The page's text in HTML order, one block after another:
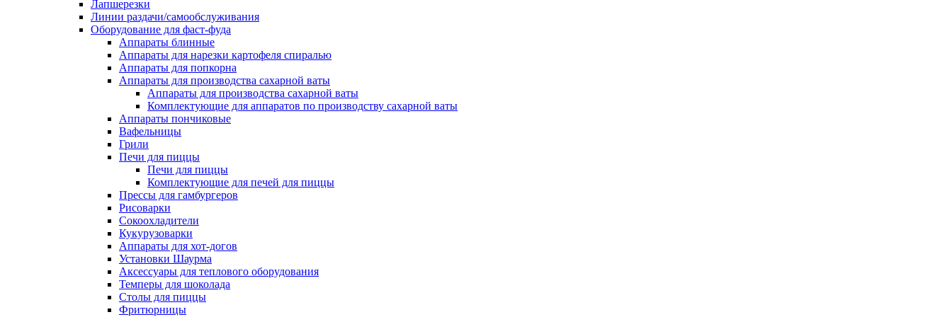
Лапшерезки
Линии раздачи/самообслуживания
Оборудование для фаст-фуда
Аппараты блинные
Аппараты для нарезки картофеля спиралью
Аппараты для попкорна
Аппараты для производства сахарной ваты
Аппараты для производства сахарной ваты
Комплектующие для аппаратов по производству сахарной ваты
Аппараты пончиковые
Вафельницы
Грили
Печи для пиццы
Печи для пиццы
Комплектующие для печей для пиццы
Прессы для гамбургеров
Рисоварки
Сокоохладители
Кукурузоварки
Аппараты для хот-догов
Установки Шаурма
Аксессуары для теплового оборудования
Темперы для шоколада
Столы для пиццы
Фритюрницы